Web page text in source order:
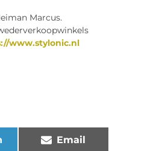
Marcus.
www.stylonic.nl
Email